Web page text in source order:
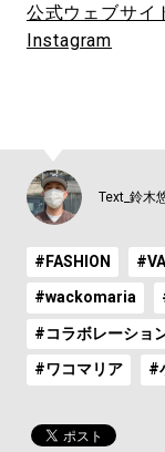
公式ウェブサイ
Instagram
Text_鈴木
#FASHION
#wackomaria
#コラボレーショ
#ワコマリア #